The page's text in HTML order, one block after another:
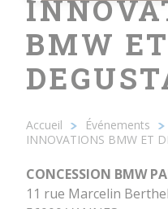
BMW ET
CONCESSION
Fil
Accueil Événements
INNOVATIONS BMW ET
CONCESSION BMW
11 rue Marcelin